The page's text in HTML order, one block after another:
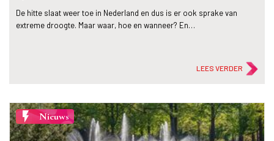
De hitte slaat weer toe in Nederland en dus is er ook sprake van
extreme droogte. Maar waar, hoe en wanneer? En…
LEES VERDER
flash_on Nieuws